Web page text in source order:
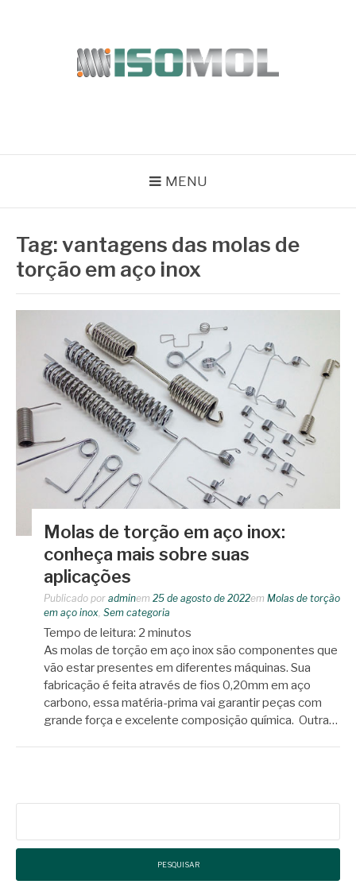
MENU
Tag:vantagens das molas de
torção em aço inox
Molas de torção em aço inox:
conheça mais sobre suas
aplicações
Publicado por adminem 25 de agosto de 2022em Molas de torção
em aço inox Sem categoria
Tempo de leitura: 2 minutos
As molas de torção em aço inox são componentes que
vão estar presentes em diferentes máquinas. Sua
fabricação é feita através de fios 0,20mm em aço
carbono, essa matéria-prima vai garantir peças com
grande força e excelente composição química. Outra…